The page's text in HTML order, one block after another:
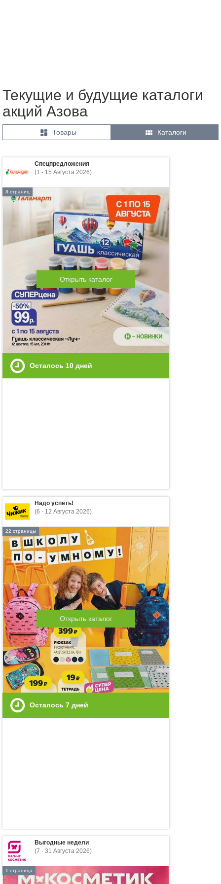
Текущие и будущие каталоги
акций Азова
 Товары  Каталоги
Спецпредложения
(1 - 15 Августа 2026)
Открыть каталог
8 страниц
Осталось 10 дней
Надо успеть!
(6 - 12 Августа 2026)
Открыть каталог
22 страницы
Осталось 7 дней
Выгодные недели
(7 - 31 Августа 2026)
1 страница